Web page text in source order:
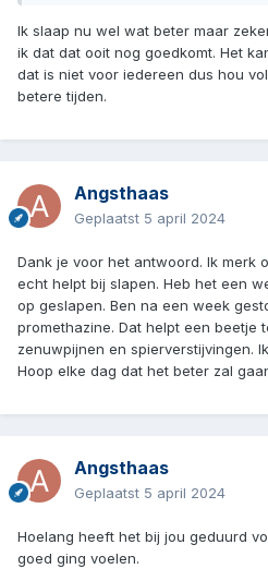
Ik slaap nu wel wat beter maar
ik dat dat ooit nog goedkomt. Het
dat is niet voor iedereen dus hou
betere tijden.
Angsthaas
Geplaatst 5 april 2024
Dank je voor het antwoord. Ik merk
echt helpt bij slapen. Heb het een
op geslapen. Ben na een week
promethazine. Dat helpt een beetje
zenuwpijnen en spierverstijvingen.
Hoop elke dag dat het beter zal
Angsthaas
Geplaatst 5 april 2024
Hoelang heeft het bij jou geduurd
goed ging voelen.